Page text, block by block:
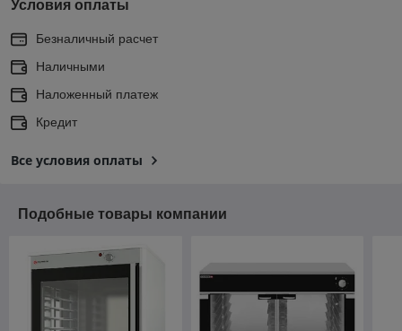
Условия оплаты
Безналичный расчет
Наличными
Наложенный платеж
Кредит
Все условия оплаты
Подобные товары компании